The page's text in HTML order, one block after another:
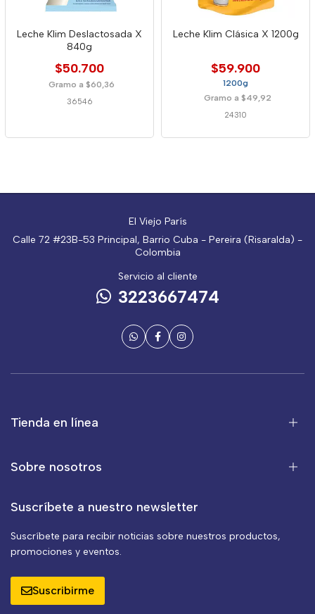
Leche Klim Deslactosada X
840g
$50.700
Gramo a $60,36
36546
Leche Klim Clásica X 1200g
$59.900
1200g
Gramo a $49,92
24310
El Viejo París
Calle 72 #23B-53 Principal, Barrio Cuba - Pereira (Risaralda) -
Colombia
Servicio al cliente
3223667474
Tienda en línea
Sobre nosotros
Suscríbete a nuestro newsletter
Suscríbete para recibir noticias sobre nuestros productos,
promociones y eventos.
Suscribirme